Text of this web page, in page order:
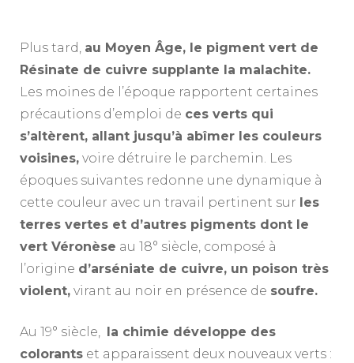
Plus tard, au Moyen Âge, le pigment vert de
Résinate de cuivre supplante la malachite.
Les moines de l’époque rapportent certaines
précautions d’emploi de ces verts qui
s’altèrent, allant jusqu’à abîmer les couleurs
voisines, voire détruire le parchemin. Les
époques suivantes redonne une dynamique à
cette couleur avec un travail pertinent sur les
terres vertes et d’autres pigments dont le
vert Véronèse au 18° siècle, composé à
l’origine d’arséniate de cuivre, un poison très
violent, virant au noir en présence de soufre.
Au 19° siècle,
la chimie développe des
colorants et apparaissent deux nouveaux verts :